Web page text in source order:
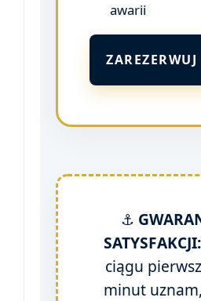
awarii
⚓
SATYSFAKCJI:
ciągu
minut